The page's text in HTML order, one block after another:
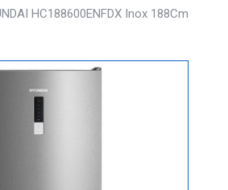
HC188600ENFDX Inox 188Cm